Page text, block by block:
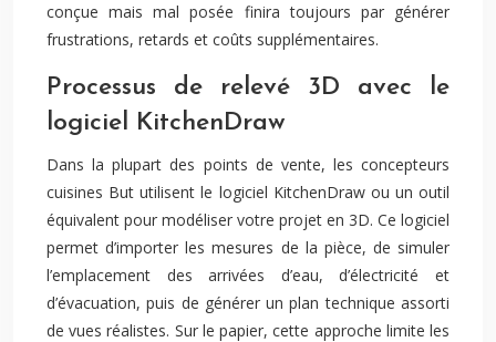
conçue mais mal posée finira toujours par générer
frustrations, retards et coûts supplémentaires.
Processus de relevé 3D avec le
logiciel KitchenDraw
Dans la plupart des points de vente, les concepteurs
cuisines But utilisent le logiciel KitchenDraw ou un outil
équivalent pour modéliser votre projet en 3D. Ce logiciel
permet d’importer les mesures de la pièce, de simuler
l’emplacement des arrivées d’eau, d’électricité et
d’évacuation, puis de générer un plan technique assorti
de vues réalistes. Sur le papier, cette approche limite les